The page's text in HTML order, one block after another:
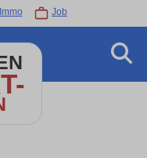
Immo Job